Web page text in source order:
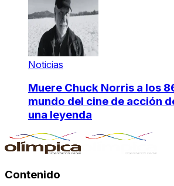
Noticias
Muere Chuck Norris a los
mundo del cine de acción
una leyenda
Contenido